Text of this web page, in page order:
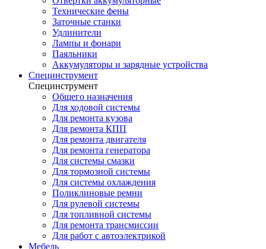
Технические фены
Заточные станки
Удлинители
Лампы и фонари
Паяльники
Аккумуляторы и зарядные устройства
Специнструмент
Специнструмент
Общего назначения
Для ходовой системы
Для ремонта кузова
Для ремонта КПП
Для ремонта двигателя
Для ремонта генератора
Для системы смазки
Для тормозной системы
Для системы охлаждения
Поликлиновые ремни
Для рулевой системы
Для топливной системы
Для ремонта трансмиссии
Для работ с автоэлектрикой
Мебель